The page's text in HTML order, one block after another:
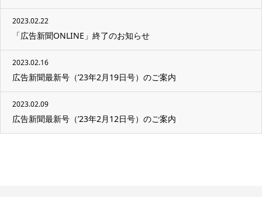
2023.02.22
「広告新聞ONLINE」終了のお知らせ
2023.02.16
広告新聞最新号（’23年2月19日号）のご案内
2023.02.09
広告新聞最新号（’23年2月12日号）のご案内